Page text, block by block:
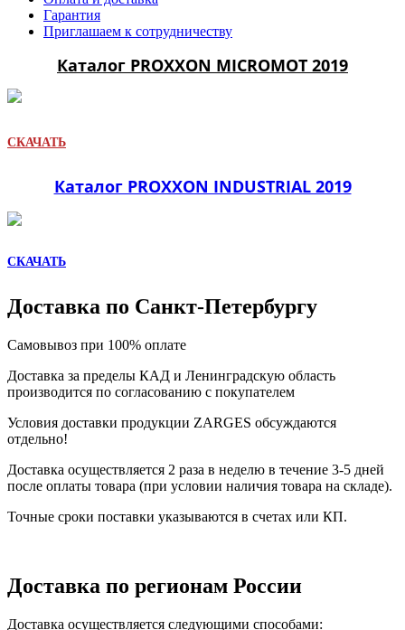
Гарантия
Приглашаем к сотрудничеству
Каталог PROXXON MICROMOT 2019
СКАЧАТЬ
Каталог PROXXON INDUSTRIAL 2019
СКАЧАТЬ
Доставка по Санкт-Петербургу
Самовывоз при 100% оплате
Доставка за пределы КАД и Ленинградскую область
производится по согласованию с покупателем
Условия доставки продукции ZARGES обсуждаются
отдельно!
Доставка осуществляется 2 раза в неделю в течение 3-5 дней
после оплаты товара (при условии наличия товара на складе).
Точные сроки поставки указываются в счетах или КП.
Доставка по регионам России
Доставка осуществляется следующими способами: